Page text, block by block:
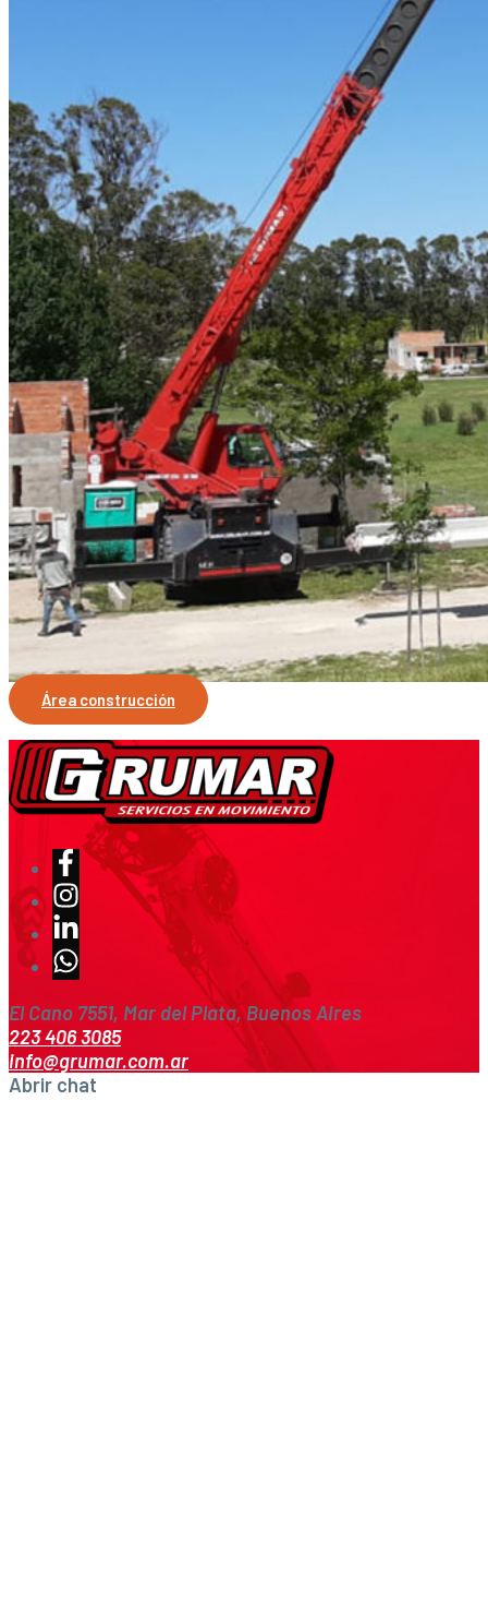
Área construcción
El Cano 7551, Mar del Plata, Buenos Aires
223 406 3085
info@grumar.com.ar
Abrir chat